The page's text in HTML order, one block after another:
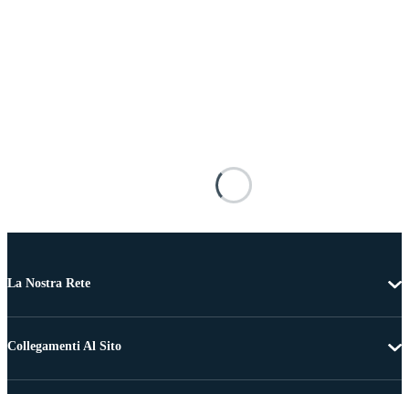
La Nostra Rete
Collegamenti Al Sito